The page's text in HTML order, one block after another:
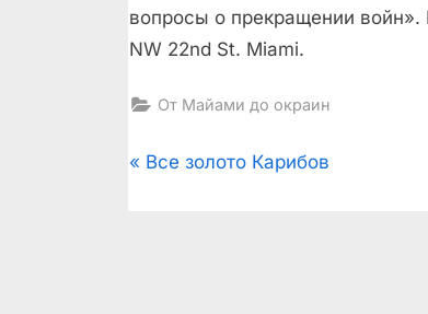
вопросы о прекращении
NW 22nd St. Miami.
От Майами до окраин
Post
P
Все золото Карибов